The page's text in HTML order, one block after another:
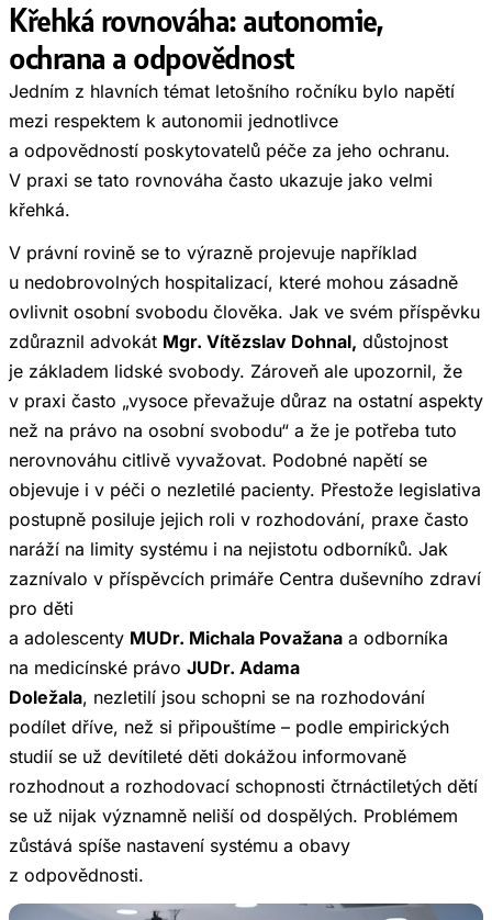
Křehká rovnováha: autonomie,
ochrana a odpovědnost
Jedním z hlavních témat letošního ročníku bylo napětí
mezi respektem k autonomii jednotlivce
a odpovědností poskytovatelů péče za jeho ochranu.
V praxi se tato rovnováha často ukazuje jako velmi
křehká.
V právní rovině se to výrazně projevuje například
u nedobrovolných hospitalizací, které mohou zásadně
ovlivnit osobní svobodu člověka. Jak ve svém příspěvku
zdůraznil advokát Mgr. Vítězslav Dohnal, důstojnost
je základem lidské svobody. Zároveň ale upozornil, že
v praxi často „vysoce převažuje důraz na ostatní aspekty
než na právo na osobní svobodu“ a že je potřeba tuto
nerovnováhu citlivě vyvažovat. Podobné napětí se
objevuje i v péči o nezletilé pacienty. Přestože legislativa
postupně posiluje jejich roli v rozhodování, praxe často
naráží na limity systému i na nejistotu odborníků. Jak
zaznívalo v příspěvcích primáře Centra duševního zdraví
pro děti
a adolescenty MUDr. Michala Považana a odborníka
na medicínské právo JUDr. Adama
Doležala, nezletilí jsou schopni se na rozhodování
podílet dříve, než si připouštíme – podle empirických
studií se už devítileté děti dokážou informovaně
rozhodnout a rozhodovací schopnosti čtrnáctiletých dětí
se už nijak významně neliší od dospělých. Problémem
zůstává spíše nastavení systému a obavy
z odpovědnosti.